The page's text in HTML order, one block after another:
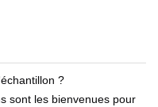
?
sont les bienvenues pour